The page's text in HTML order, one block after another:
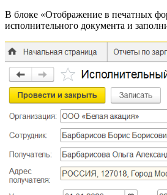
В блоке «Отображение в печатных
исполнительного документа и